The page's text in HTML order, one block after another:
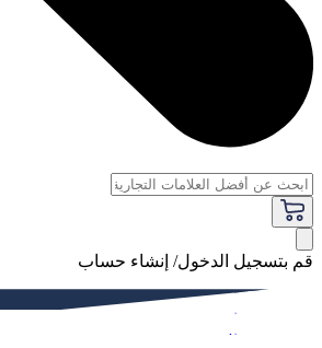
قم بتسجيل الدخول/ إنشاء حساب
فاخر
النساء
الرجال